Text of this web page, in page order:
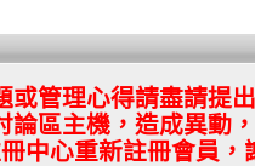
管理心得請盡請提
區主機，造成異動
中心重新註冊會員，